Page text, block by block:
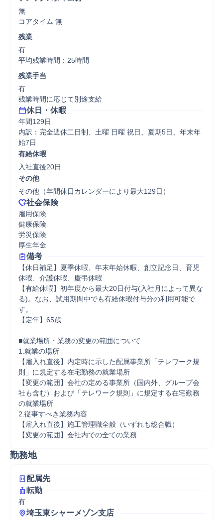
無
コアタイム 無
残業
有
平均残業時間：25時間
残業手当
有
残業時間に応じて別途支給
休日・休暇
年間129日
内訳：完全週休二日制、土曜 日曜 祝日、夏期5日、年末年
始7日
有給休暇
入社直後20日
その他
その他（年間休日カレンダーにより最大129日）
社会保険
雇用保険
健康保険
労災保険
厚生年金
備考
【休日補足】夏季休暇、年末年始休暇、創立記念日、育児
休暇、介護休暇、慶弔休暇
【有給休暇】初年度から最大20日付与(入社月によって異な
る)。なお、試用期間中でも有給休暇付与分の利用可能で
す。
【定年】65歳
■就業場所・業務の変更の範囲について
1.就業の場所
【雇入れ直後】内定時に示した配属事業所「テレワーク規
則」に規定する在宅勤務の就業場所
【変更の範囲】会社の定める事業所（国内外、グループ会
社も含む）および「テレワーク規則」に規定する在宅勤務
の就業場所
2.従事すべき業務内容
【雇入れ直後】施工管理職全般（いずれも総合職）
【変更の範囲】会社内での全ての業務
勤務地
配属先
転勤
有
埼玉東シャーメゾン支店